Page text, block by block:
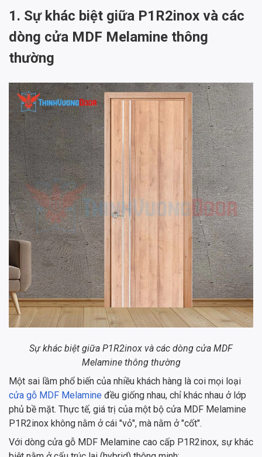
1. Sự khác biệt giữa P1R2inox và các
dòng cửa MDF Melamine thông
thường
Sự khác biệt giữa P1R2inox và các dòng cửa MDF
Melamine thông thường
Một sai lầm phổ biến của nhiều khách hàng là coi mọi loại
cửa gỗ MDF Melamine đều giống nhau, chỉ khác nhau ở lớp
phủ bề mặt. Thực tế, giá trị của một bộ cửa MDF Melamine
P1R2inox không nằm ở cái "vỏ", mà nằm ở "cốt".
Với dòng cửa gỗ MDF Melamine cao cấp P1R2inox, sự khác